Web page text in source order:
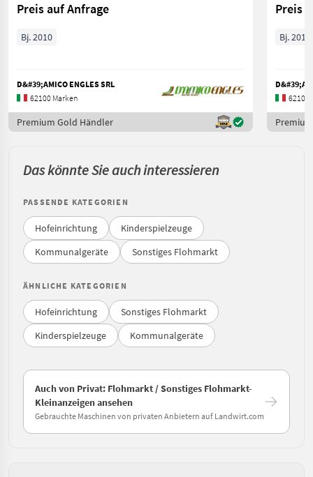
Preis auf Anfrage
Bj. 2010
D&#39;AMICO ENGLES SRL
62100 Marken
Premium Gold Händler
Preis
Bj. 2018
62100
Das könnte Sie auch interessieren
PASSENDE KATEGORIEN
Hofeinrichtung
Kinderspielzeuge
Kommunalgeräte
Sonstiges Flohmarkt
ÄHNLICHE KATEGORIEN
Hofeinrichtung
Sonstiges Flohmarkt
Kinderspielzeuge
Kommunalgeräte
Auch von Privat: Flohmarkt / Sonstiges Flohmarkt-
Kleinanzeigen ansehen
Gebrauchte Maschinen von privaten Anbietern auf Landwirt.com